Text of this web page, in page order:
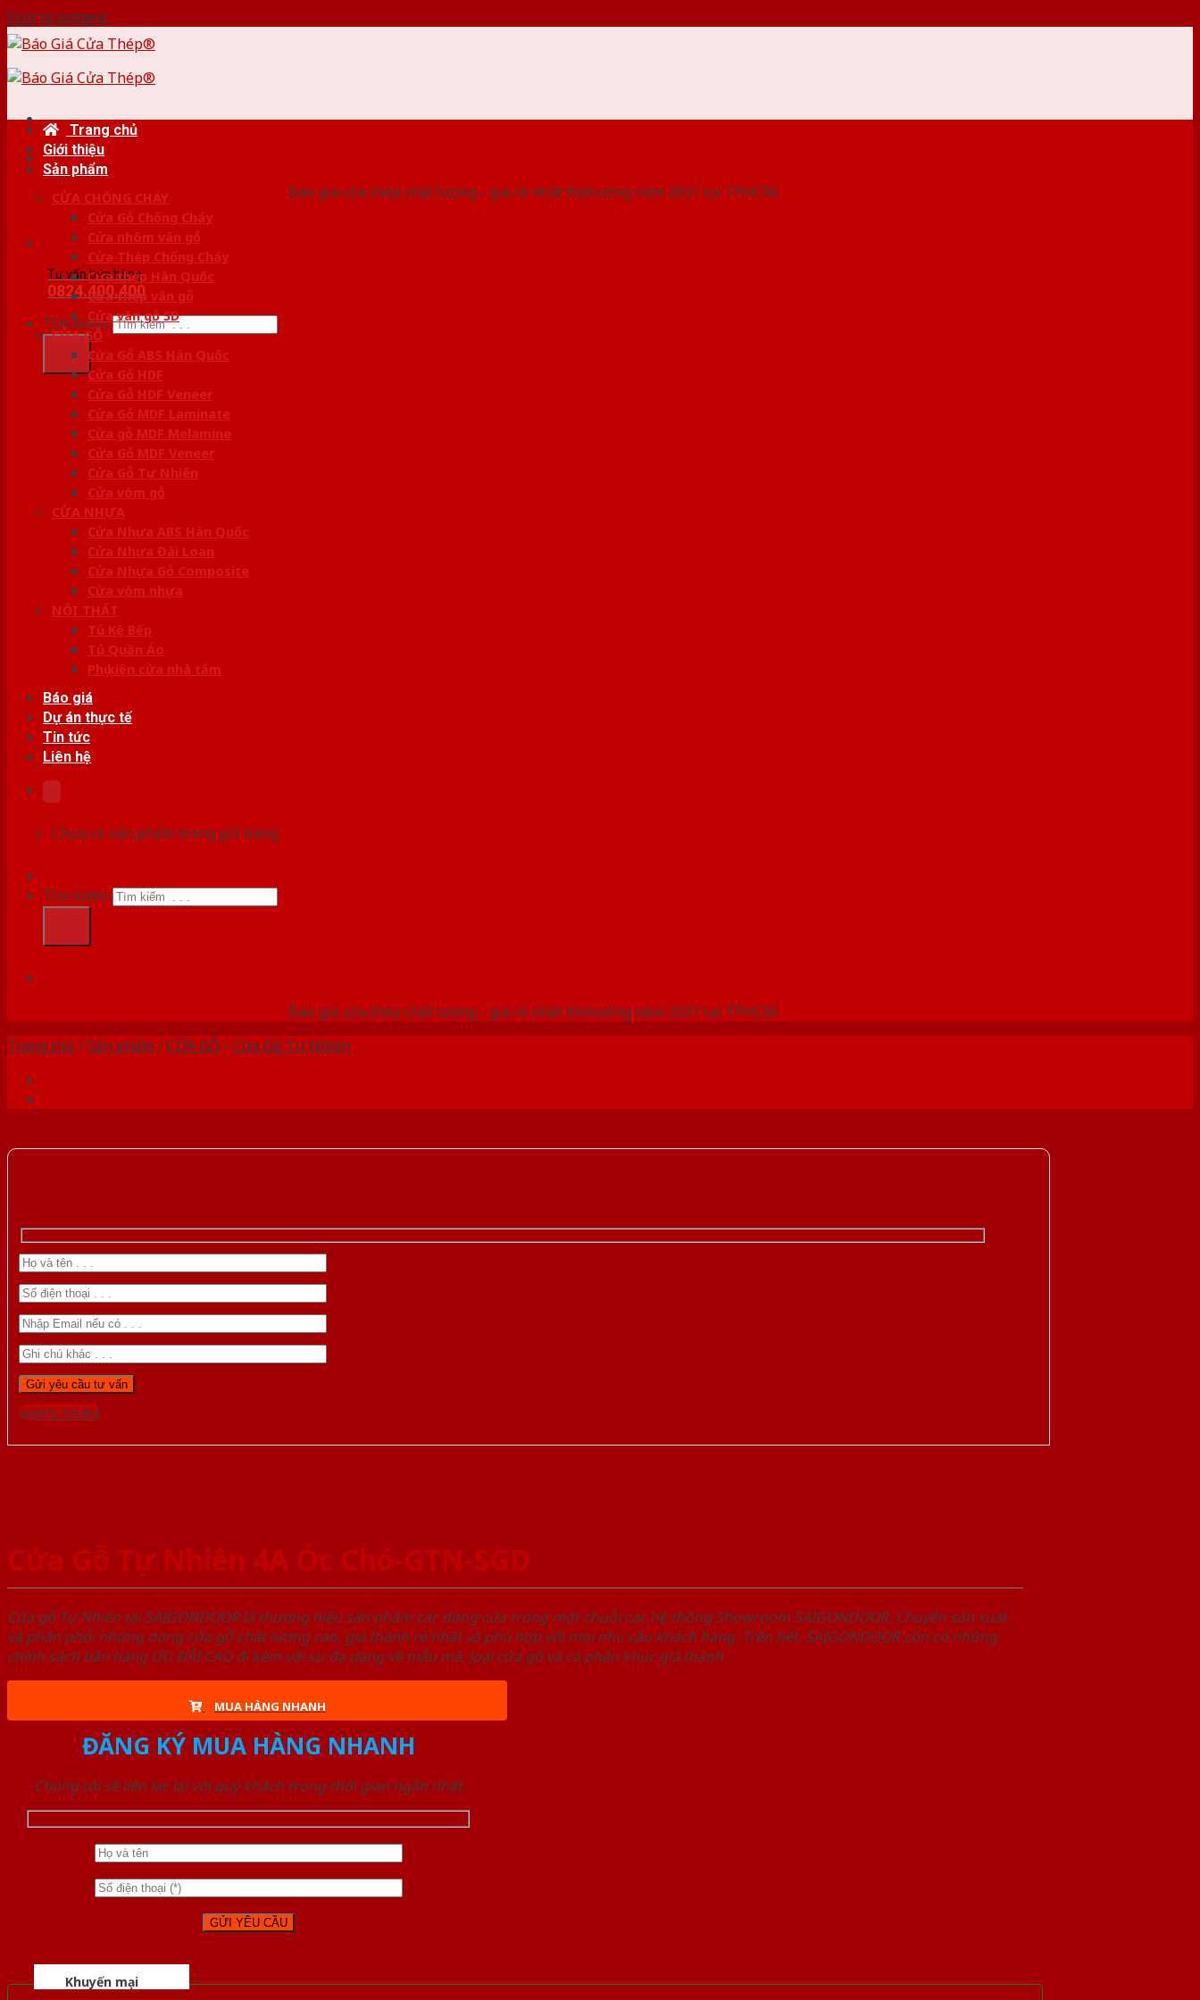
Skip to content
Báo giá cửa thép chất lượng - giá rẻ nhất thị trường năm 2021 tại TP.HCM
Tư vấn bán hàng
0824.400.400
Tìm kiếm:
Trang chủ
Giới thiệu
Sản phẩm
CỬA CHỐNG CHÁY
Cửa Gỗ Chống Cháy
Cửa nhôm vân gỗ
Cửa Thép Chống Cháy
Cửa thép Hàn Quốc
Cửa thép vân gỗ
Cửa vân gỗ 5D
CỬA GỖ
Cửa Gỗ ABS Hàn Quốc
Cửa Gỗ HDF
Cửa Gỗ HDF Veneer
Cửa Gỗ MDF Laminate
Cửa gỗ MDF Melamine
Cửa Gỗ MDF Veneer
Cửa Gỗ Tự Nhiên
Cửa vòm gỗ
CỬA NHỰA
Cửa Nhựa ABS Hàn Quốc
Cửa Nhựa Đài Loan
Cửa Nhựa Gỗ Composite
Cửa vòm nhựa
NỘI THẤT
Tủ Kệ Bếp
Tủ Quần Áo
Phụ kiện cửa nhà tắm
Báo giá
Dự án thực tế
Tin tức
Liên hệ
Chưa có sản phẩm trong giỏ hàng.
Tìm kiếm:
Báo giá cửa thép chất lượng - giá rẻ nhất thị trường năm 2021 tại TP.HCM
Trang chủ /Sản phẩm /CỬA GỖ /Cửa Gỗ Tự Nhiên
Gọi 0976.169.864
Cửa Gỗ Tự Nhiên 4A Óc Chó-GTN-SGD
Cửa gỗ Tự Nhiên tại SAIGONDOOR là thương hiệu sản phẩm các dòng cửa trong một chuỗi các hệ thống Showroom SAIGONDOOR. Chuyên sản xuất
và phân phối những dòng cửa gỗ chất lượng cao, giá thành rẻ nhất và phù hợp với mọi nhu cầu khách hàng. Trên hết, SAIGONDOOR còn có những
chính sách bán hàng ƯU ĐÃI CAO đi kèm với sự đa dạng về mẫu mã, loại cửa gỗ và cả phân khúc giá thành.
MUA HÀNG NHANH
ĐĂNG KÝ MUA HÀNG NHANH
Chúng tôi sẽ liên lạc lại với quý khách trong thời gian ngắn nhất
Khuyến mại